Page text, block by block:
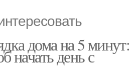
дома на 5 минут:
начать день с